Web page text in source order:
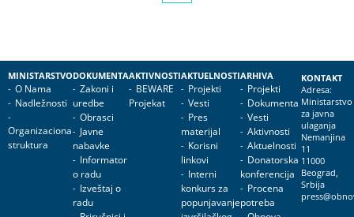
MINISTARSTVO
O Nama
Nadležnosti
Organizaciona
struktura
DOKUMENTA
Zakoni i
uredbe
Obrasci
Javne
nabavke
Informator
o radu
Izveštaj o
radu
AKTIVNOSTI
BEWARE
Projekat
AKTUELNOSTI
Projekti
Vesti
Pres
materijal
Korisni
linkovi
Interni
konkurs za
popunjavanje
ARHIVA
Projekti
Dokumenta
Vesti
Aktivnosti
Aktuelnosti
Donatorska
konferencija
Procena
potreba
KONTAKT
Adresa:
Ministarstvo
za javna
ulaganja
Nemanjina
11
11000
Beograd,
Srbija